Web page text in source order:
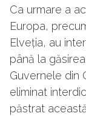
Ca urmare a
Europa,
Elveția, au
până la
Guvernele din
eliminat
păstrat